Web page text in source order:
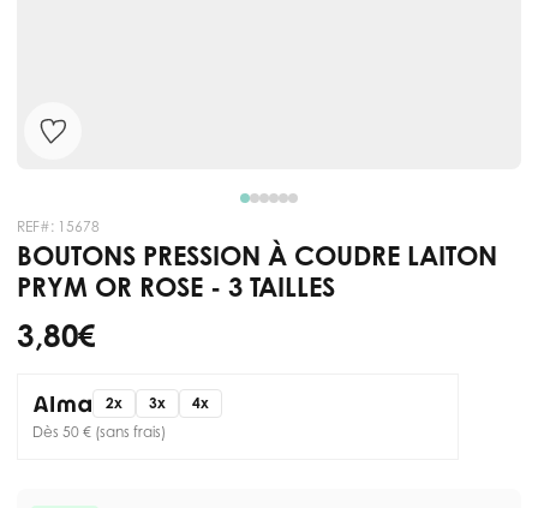
REF#: 15678
BOUTONS PRESSION À COUDRE LAITON
PRYM OR ROSE - 3 TAILLES
3,80 €
2x 3x
4x
Dès 50 € (sans frais)